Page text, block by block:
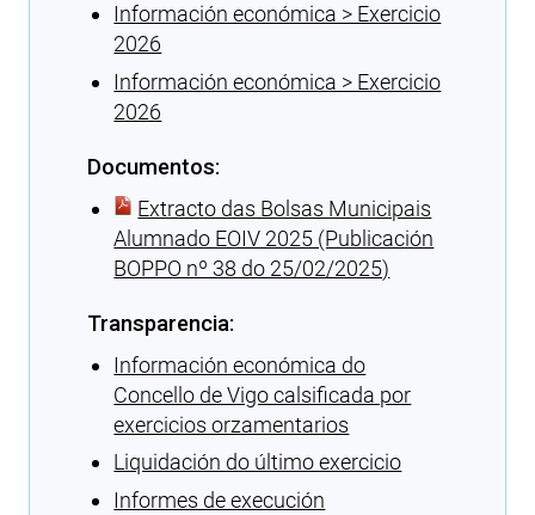
Información económica > Exercicio
2026
Información económica > Exercicio
2026
Documentos:
Extracto das Bolsas Municipais
Alumnado EOIV 2025 (Publicación
BOPPO nº 38 do 25/02/2025)
Transparencia:
Información económica do
Concello de Vigo calsificada por
exercicios orzamentarios
Liquidación do último exercicio
Informes de execución